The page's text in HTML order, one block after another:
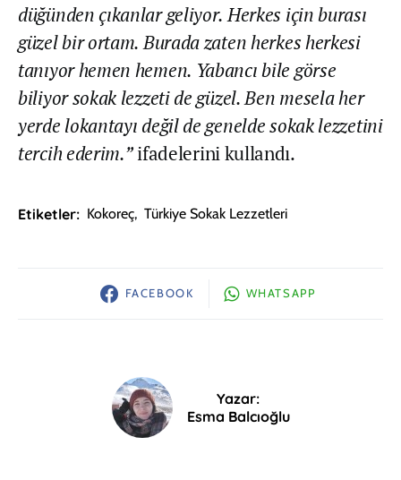
düğünden çıkanlar geliyor. Herkes için burası
güzel bir ortam. Burada zaten herkes herkesi
tanıyor hemen hemen. Yabancı bile görse
biliyor sokak lezzeti de güzel. Ben mesela her
yerde lokantayı değil de genelde sokak lezzetini
tercih ederim.”ifadelerini kullandı.
Etiketler: Kokoreç, Türkiye Sokak Lezzetleri
FACEBOOK WHATSAPP
Yazar:
Esma Balcıoğlu